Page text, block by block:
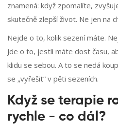
znamená: když zpomalíte,
skutečně zlepší život. Ne jen na
Nejde o to, kolik sezení máte.
Jde o to, jestli máte dost času,
klidu se sebou. A to se nedá
se „vyřešit“ v pěti sezeních.
Když se terapie
rychle - co dál?